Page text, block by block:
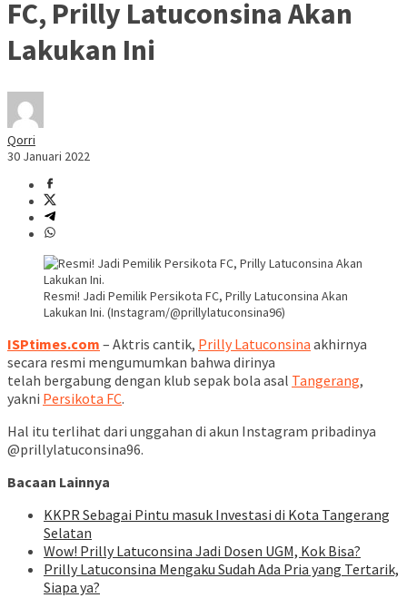
FC, Prilly Latuconsina Akan
Lakukan Ini
Qorri
30 Januari 2022
Resmi! Jadi Pemilik Persikota FC, Prilly Latuconsina Akan
Lakukan Ini. (Instagram/@prillylatuconsina96)
ISPtimes.com – Aktris cantik, Prilly Latuconsina akhirnya
secara resmi mengumumkan bahwa dirinya
telah bergabung dengan klub sepak bola asal Tangerang,
yakni Persikota FC.
Hal itu terlihat dari unggahan di akun Instagram pribadinya
@prillylatuconsina96.
Bacaan Lainnya
KKPR Sebagai Pintu masuk Investasi di Kota Tangerang
Selatan
Wow! Prilly Latuconsina Jadi Dosen UGM, Kok Bisa?
Prilly Latuconsina Mengaku Sudah Ada Pria yang Tertarik,
Siapa ya?